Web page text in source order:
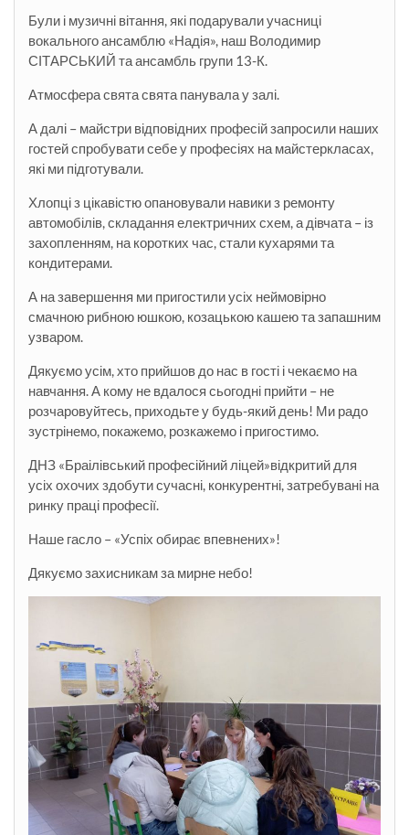
Були і музичні вітання, які подарували учасниці
вокального ансамблю «Надія», наш Володимир
СІТАРСЬКИЙ та ансамбль групи 13-К.
Атмосфера свята свята панувала у залі.
А далі – майстри відповідних професій запросили наших
гостей спробувати себе у професіях на майстеркласах,
які ми підготували.
Хлопці з цікавістю опановували навики з ремонту
автомобілів, складання електричних схем, а дівчата – із
захопленням, на коротких час, стали кухарями та
кондитерами.
А на завершення ми пригостили усіх неймовірно
смачною рибною юшкою, козацькою кашею та запашним
узваром.
Дякуємо усім, хто прийшов до нас в гості і чекаємо на
навчання. А кому не вдалося сьогодні прийти – не
розчаровуйтесь, приходьте у будь-який день! Ми радо
зустрінемо, покажемо, розкажемо і пригостимо.
ДНЗ «Браілівський професійний ліцей»відкритий для
усіх охочих здобути сучасні, конкурентні, затребувані на
ринку праці професії.
Наше гасло – «Успіх обирає впевнених»!
Дякуємо захисникам за мирне небо!